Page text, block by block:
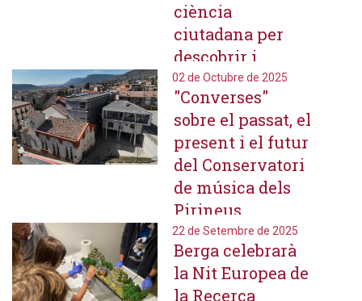
ciència
ciutadana per
descobrir i
valorar el
patrimoni
forestal berguedà
02 de Octubre de 2025
"Converses"
sobre el passat, el
present i el futur
del Conservatori
de música dels
Pirineus
22 de Setembre de 2025
Berga celebrarà
la Nit Europea de
la Recerca